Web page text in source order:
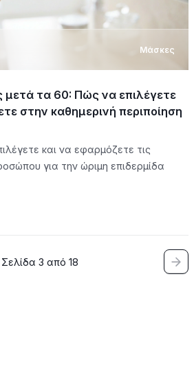
Μάσκες
μετά τα 60: Πώς να επιλέγετε
στην καθημερινή περιποίηση
και να εφαρμόζετε τις
για την ώριμη επιδερμίδα
Σελίδα 3 από 18